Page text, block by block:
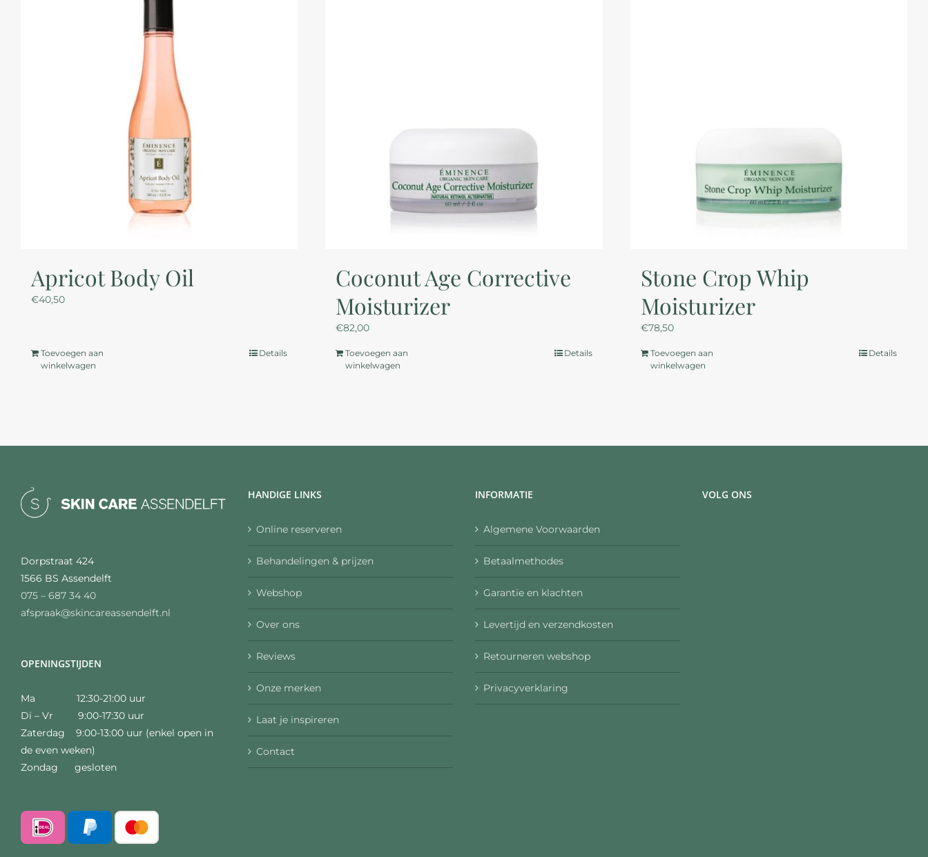
Apricot Body Oil
€40,50
Toevoegen aan
winkelwagen
Details
Coconut Age Corrective
Moisturizer
€82,00
Toevoegen aan
winkelwagen
Details
Stone Crop Whip
Moisturizer
€78,50
Toevoegen aan
winkelwagen
Details
Dorpstraat 424
1566 BS Assendelft
075 – 687 34 40
afspraak@skincareassendelft.nl
OPENINGSTIJDEN
Ma 12:30-21:00 uur
Di – Vr 9:00-17:30 uur
Zaterdag 9:00-13:00 uur (enkel open in
de even weken)
Zondag gesloten
HANDIGE LINKS
Online reserveren
Behandelingen & prijzen
Webshop
Over ons
Reviews
Onze merken
Laat je inspireren
Contact
INFORMATIE
Algemene Voorwaarden
Betaalmethodes
Garantie en klachten
Levertijd en verzendkosten
Retourneren webshop
Privacyverklaring
VOLG ONS